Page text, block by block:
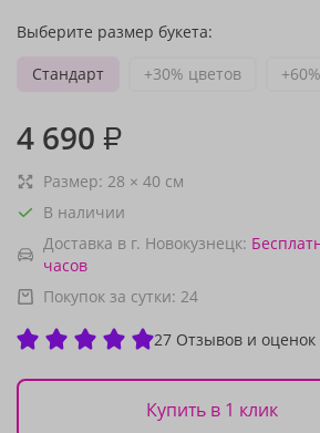
Выберите размер букета:
Стандарт
+30% цветов
4 690 ₽
Размер: 28 × 40 см
В наличии
Доставка в г. Новокузнецк:
часов
Покупок за сутки: 24
27 Отзывов и оценок
Купить в 1 клик